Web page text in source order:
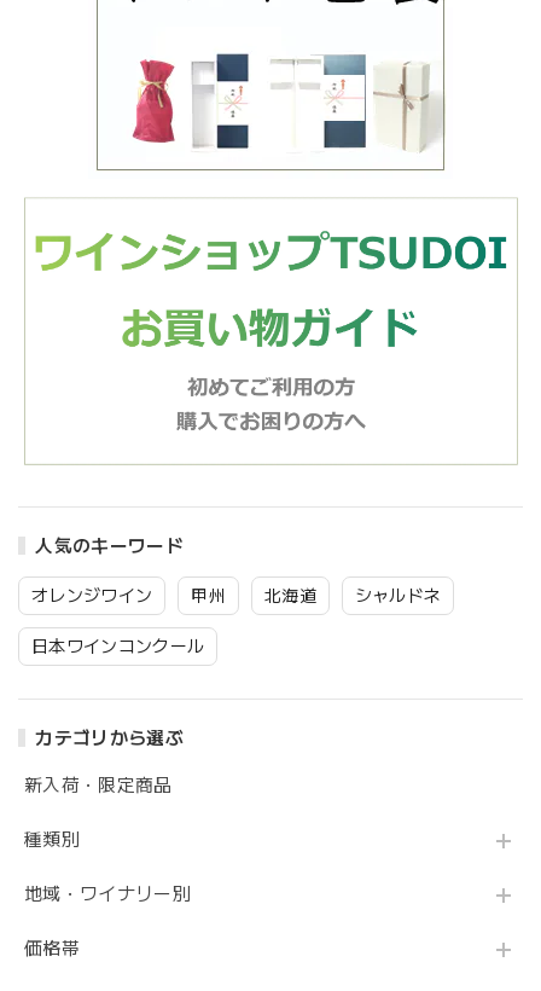
人気のキーワード
オレンジワイン 甲州 北海道 シャルドネ
日本ワインコンクール
カテゴリから選ぶ
新入荷・限定商品
種類別
地域・ワイナリー別
価格帯